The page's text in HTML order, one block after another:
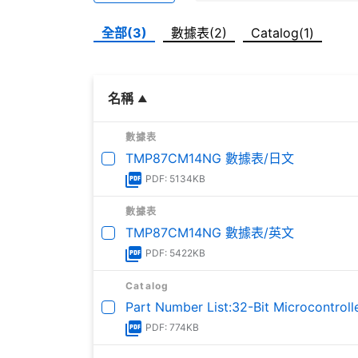
全部(3) 數據表(2) Catalog(1)
名稱
數據表
TMP87CM14NG 數據表/日文
PDF: 5134KB
數據表
TMP87CM14NG 數據表/英文
PDF: 5422KB
Catalog
Part Number List:32-Bit
PDF: 774KB